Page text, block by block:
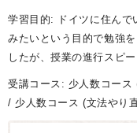
学習目的: ドイツに住んで
みたいという目的で勉強
したが、授業の進行スピ
受講コース: 少人数コース
少人数コース (文法やり